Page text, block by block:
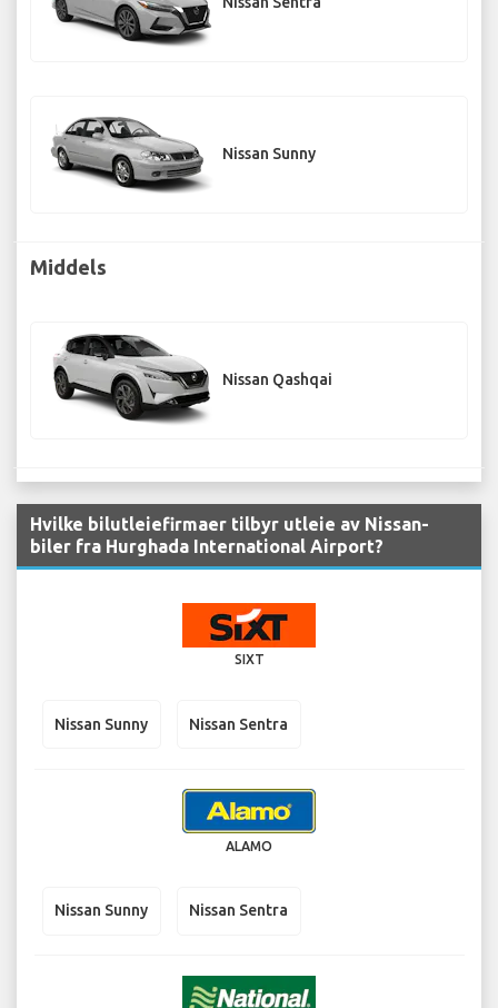
Nissan Sunny
Middels
Nissan Qashqai
Hvilke bilutleiefirmaer tilbyr utleie av Nissan-
biler fra Hurghada International Airport?
SIXT
Nissan Sunny Nissan Sentra
ALAMO
Nissan Sunny Nissan Sentra